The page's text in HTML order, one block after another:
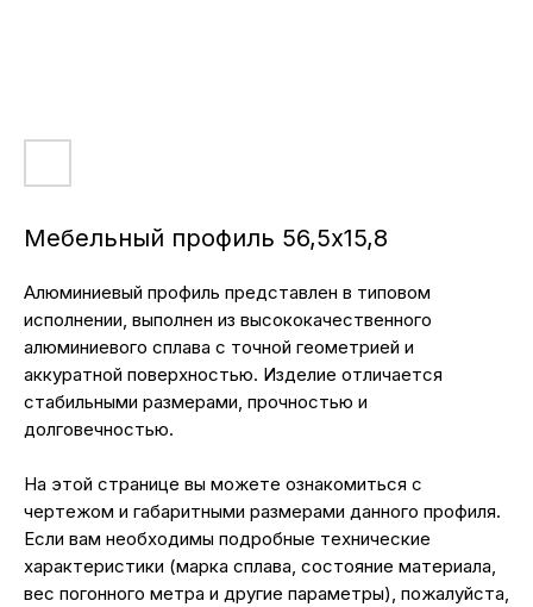
Мебельный профиль 56,5х15,8
Алюминиевый профиль представлен в типовом
исполнении, выполнен из высококачественного
алюминиевого сплава с точной геометрией и
аккуратной поверхностью. Изделие отличается
стабильными размерами, прочностью и
долговечностью.
На этой странице вы можете ознакомиться с
чертежом и габаритными размерами данного профиля.
Если вам необходимы подробные технические
характеристики (марка сплава, состояние материала,
вес погонного метра и другие параметры), пожалуйста,